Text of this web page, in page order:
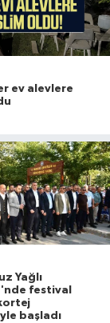
ev alevlere
Yağlı
festival
başladı